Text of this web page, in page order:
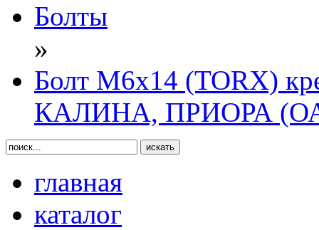
Болты
»
Болт М6х14 (TORX)
КАЛИНА, ПРИОРА
главная
каталог